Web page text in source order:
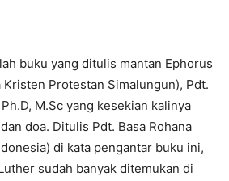
buku yang ditulis mantan Ephorus
Kristen Protestan Simalungun), Pdt.
M.Sc yang kesekian kalinya
doa. Ditulis Pdt. Basa Rohana
di kata pengantar buku ini,
sudah banyak ditemukan di